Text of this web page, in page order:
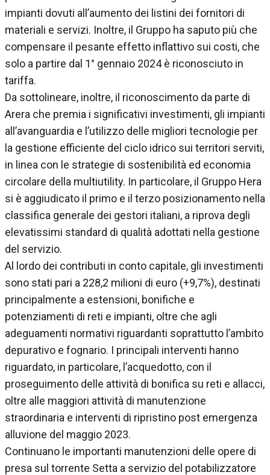
impianti dovuti all’aumento dei listini dei fornitori di
materiali e servizi. Inoltre, il Gruppo ha saputo più che
compensare il pesante effetto inflattivo sui costi, che
solo a partire dal 1° gennaio 2024 è riconosciuto in
tariffa.
Da sottolineare, inoltre, il riconoscimento da parte di
Arera che premia i significativi investimenti, gli impianti
all’avanguardia e l’utilizzo delle migliori tecnologie per
la gestione efficiente del ciclo idrico sui territori serviti,
in linea con le strategie di sostenibilità ed economia
circolare della multiutility. In particolare, il Gruppo Hera
si è aggiudicato il primo e il terzo posizionamento nella
classifica generale dei gestori italiani, a riprova degli
elevatissimi standard di qualità adottati nella gestione
del servizio.
Al lordo dei contributi in conto capitale, gli investimenti
sono stati pari a 228,2 milioni di euro (+9,7%), destinati
principalmente a estensioni, bonifiche e
potenziamenti di reti e impianti, oltre che agli
adeguamenti normativi riguardanti soprattutto l’ambito
depurativo e fognario. I principali interventi hanno
riguardato, in particolare, l’acquedotto, con il
proseguimento delle attività di bonifica su reti e allacci,
oltre alle maggiori attività di manutenzione
straordinaria e interventi di ripristino post emergenza
alluvione del maggio 2023.
Continuano le importanti manutenzioni delle opere di
presa sul torrente Setta a servizio del potabilizzatore